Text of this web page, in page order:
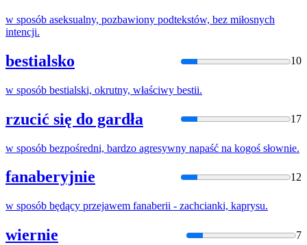
w sposób aseksualny, pozbawiony podtekstów, bez miłosnych
intencji.
bestialsko 10
w sposób bestialski, okrutny, właściwy bestii.
rzucić się do gardła 17
w sposób bezpośredni, bardzo agresywny napaść na kogoś słownie.
fanaberyjnie 12
w sposób będący przejawem fanaberii - zachcianki, kaprysu.
wiernie 7